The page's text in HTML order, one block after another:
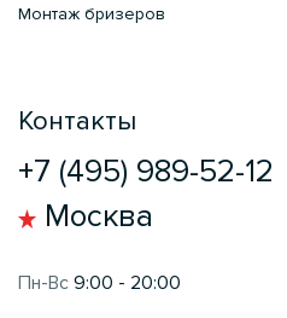
Монтаж бризеров
Контакты
+7 (495) 989-52-12
Москва
Пн-Вс 9:00 - 20:00